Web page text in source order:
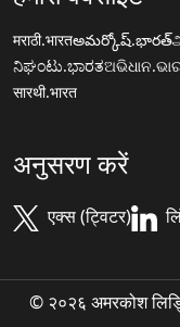
मराठी.भारतఅమర్కోష్.భారత్
ನಿಘಂಟು.ಭಾರತ
सारथी.भारत
अनुसरण करें
एक्स (ट्विटर)
© २०२६ अमरकोश